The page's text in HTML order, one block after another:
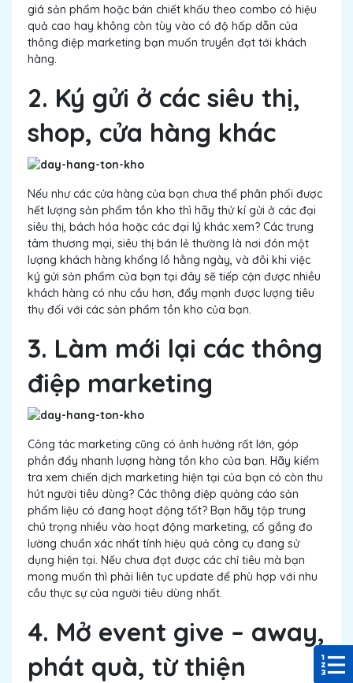
giá sản phẩm hoặc bán chiết khấu theo combo có hiệu
quả cao hay không còn tùy vào có độ hấp dẫn của
thông điệp marketing bạn muốn truyền đạt tới khách
hàng.
2. Ký gửi ở các siêu thị,
shop, cửa hàng khác
Nếu như các cửa hàng của bạn chưa thể phân phối được
hết lượng sản phẩm tồn kho thì hãy thử kí gửi ở các đại
siêu thị, bách hóa hoặc các đại lý khác xem? Các trung
tâm thương mại, siêu thị bán lẻ thường là nơi đón một
lượng khách hàng khổng lồ hằng ngày, và đôi khi việc
ký gửi sản phẩm của bạn tại đây sẽ tiếp cận được nhiều
khách hàng có nhu cầu hơn, đẩy mạnh được lượng tiêu
thụ đối với các sản phẩm tồn kho của bạn.
3. Làm mới lại các thông
điệp marketing
Công tác marketing cũng có ảnh hưởng rất lớn, góp
phần đẩy nhanh lượng hàng tồn kho của bạn. Hãy kiểm
tra xem chiến dịch marketing hiện tại của bạn có còn thu
hút người tiêu dùng? Các thông điệp quảng cáo sản
phẩm liệu có đang hoạt động tốt? Bạn hãy tập trung
chú trọng nhiều vào hoạt động marketing, cố gắng đo
lường chuẩn xác nhất tính hiệu quả công cụ đang sử
dụng hiện tại. Nếu chưa đạt được các chỉ tiêu mà bạn
mong muốn thì phải liên tục update để phù hợp với nhu
cầu thực sự của người tiêu dùng nhất.
4. Mở event give – away,
phát quà, từ thiện